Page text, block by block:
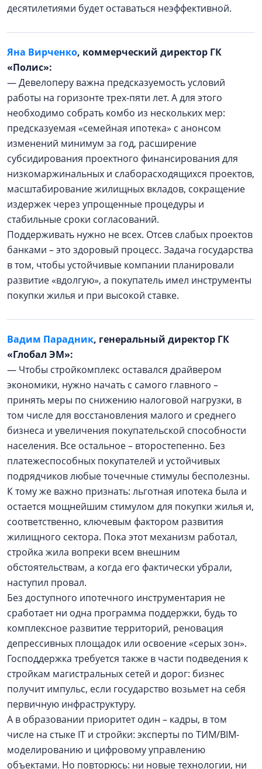
десятилетиями будет оставаться неэффективной.
Яна Вирченко, коммерческий директор ГК
«Полис»:
— Девелоперу важна предсказуемость условий
работы на горизонте трех-пяти лет. А для этого
необходимо собрать комбо из нескольких мер:
предсказуемая «семейная ипотека» с анонсом
изменений минимум за год, расширение
субсидирования проектного финансирования для
низкомаржинальных и слаборасходящихся проектов,
масштабирование жилищных вкладов, сокращение
издержек через упрощенные процедуры и
стабильные сроки согласований.
Поддерживать нужно не всех. Отсев слабых проектов
банками – это здоровый процесс. Задача государства
в том, чтобы устойчивые компании планировали
развитие «вдолгую», а покупатель имел инструменты
покупки жилья и при высокой ставке.
Вадим Парадник, генеральный директор ГК
«Глобал ЭМ»:
— Чтобы стройкомплекс оставался драйвером
экономики, нужно начать с самого главного –
принять меры по снижению налоговой нагрузки, в
том числе для восстановления малого и среднего
бизнеса и увеличения покупательской способности
населения. Все остальное – второстепенно. Без
платежеспособных покупателей и устойчивых
подрядчиков любые точечные стимулы бесполезны.
К тому же важно признать: льготная ипотека была и
остается мощнейшим стимулом для покупки жилья и,
соответственно, ключевым фактором развития
жилищного сектора. Пока этот механизм работал,
стройка жила вопреки всем внешним
обстоятельствам, а когда его фактически убрали,
наступил провал.
Без доступного ипотечного инструментария не
сработает ни одна программа поддержки, будь то
комплексное развитие территорий, реновация
депрессивных площадок или освоение «серых зон».
Господдержка требуется также в части подведения к
стройкам магистральных сетей и дорог: бизнес
получит импульс, если государство возьмет на себя
первичную инфраструктуру.
А в образовании приоритет один – кадры, в том
числе на стыке IT и стройки: эксперты по ТИМ/BIM-
моделированию и цифровому управлению
объектами. Но повторюсь: ни новые технологии, ни